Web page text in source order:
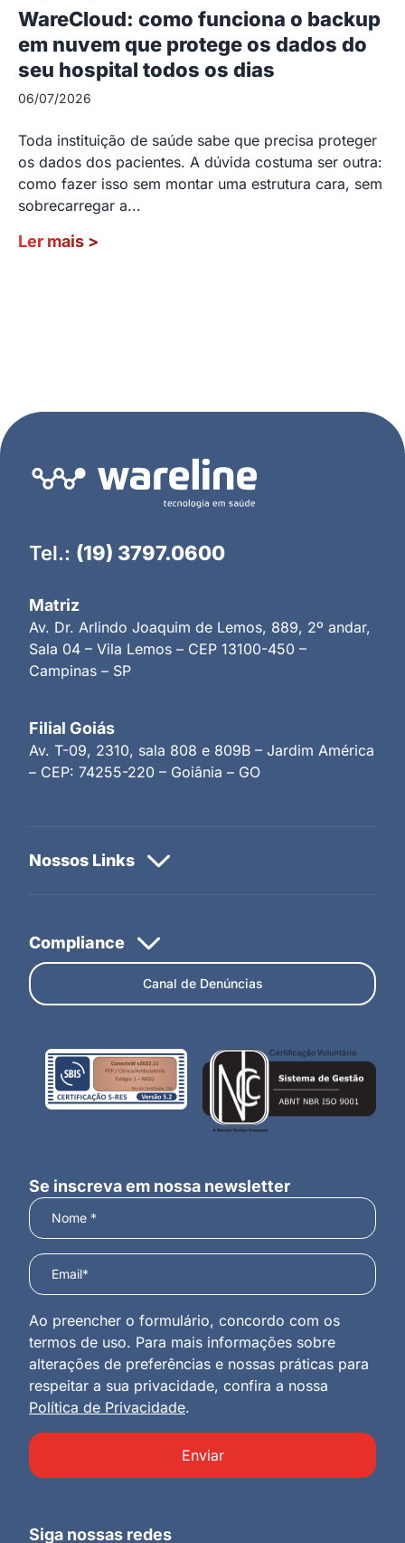
WareCloud: como funciona o backup
em nuvem que protege os dados do
seu hospital todos os dias
06/07/2026
Toda instituição de saúde sabe que precisa proteger
os dados dos pacientes. A dúvida costuma ser outra:
como fazer isso sem montar uma estrutura cara, sem
sobrecarregar a...
Ler mais >
Tel.: (19) 3797.0600
Matriz
Av. Dr. Arlindo Joaquim de Lemos, 889, 2º andar,
Sala 04 – Vila Lemos – CEP 13100-450 –
Campinas – SP
Filial Goiás
Av. T-09, 2310, sala 808 e 809B – Jardim América
– CEP: 74255-220 – Goiânia – GO
Canal de Denúncias
Se inscreva em nossa newsletter
Ao preencher o formulário, concordo com os
termos de uso. Para mais informações sobre
alterações de preferências e nossas práticas para
respeitar a sua privacidade, confira a nossa
Política de Privacidade.
Enviar
Siga nossas redes